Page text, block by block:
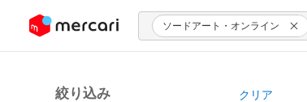
ツにスキップ ソードアート・オンライン
絞り込み クリア